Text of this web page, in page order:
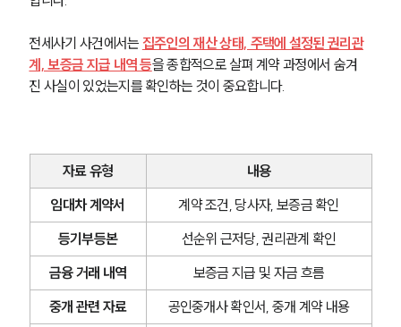
전세사기 사건에서는 집주인의 재산 상태, 주택에 설정된 권리관
계, 보증금 지급 내역 등을 종합적으로 살펴 계약 과정에서 숨겨
진 사실이 있었는지를 확인하는 것이 중요합니다.
자료 유형
내용
임대차 계약서
계약 조건, 당사자, 보증금 확인
등기부등본
선순위 근저당, 권리관계 확인
금융 거래 내역
보증금 지급 및 자금 흐름
중개 관련 자료
공인중개사 확인서, 중개 계약 내용